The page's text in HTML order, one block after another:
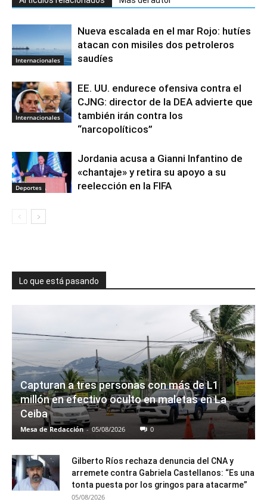
Internacionales
Nueva escalada en el mar Rojo: hutíes
atacan con misiles dos petroleros
saudíes
Internacionales
EE. UU. endurece ofensiva contra el
CJNG: director de la DEA advierte que
también irán contra los
“narcopolíticos”
Deportes
Jordania acusa a Gianni Infantino de
«chantaje» y retira su apoyo a su
reelección en la FIFA
Lo que está pasando
Capturan a tres personas con más de L1
millón en efectivo oculto en maletas en La
Ceiba
Mesa de Redacción - 05/08/2026 0
Gilberto Ríos rechaza denuncia del CNA y
arremete contra Gabriela Castellanos: “Es una
tonta puesta por los gringos para atacarme”
05/08/2026